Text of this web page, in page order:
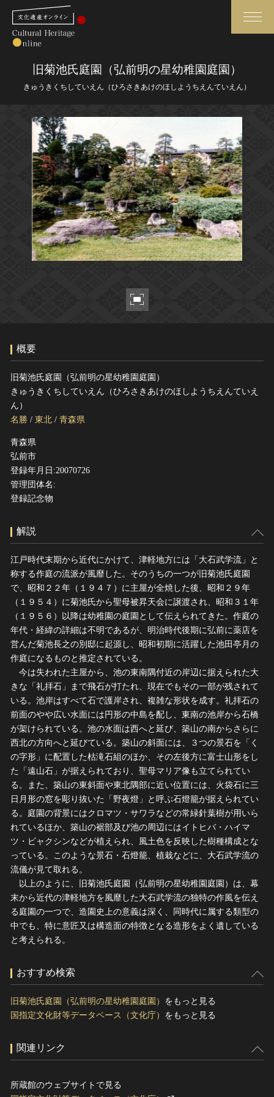
さらに詳細検索
さらに詳細検索
トップ
作品一覧
カテゴリで見る
世界遺産と無形文化遺産
全国の美術館・博物館
媒体資料・関連記事等
博物館、美術館の皆さまへ
文化庁よりご挨拶
今月のみどころ
お知らせ一覧
このサイトについて
サイトのご意見はこちら
文化遺産データベース
国指定文化財等データベース
旧菊池氏庭園（弘前明の星幼稚園庭園）
きゅうきくちしていえん（ひろさきあけのほしようちえんていえん）
概要
旧菊池氏庭園（弘前明の星幼稚園庭園）
きゅうきくちしていえん（ひろさきあけのほしようちえんていえ
ん）
名勝 / 東北 / 青森県
青森県
弘前市
登録年月日:20070726
管理団体名:
登録記念物
解説
江戸時代末期から近代にかけて、津軽地方には「大石武学流」と
称する作庭の流派が風靡した。そのうちの一つが旧菊池氏庭園
で、昭和２２年（１９４７）に主屋が全焼した後、昭和２９年
（１９５４）に菊池氏から聖母被昇天会に譲渡され、昭和３１年
（１９５６）以降は幼稚園の庭園として伝えられてきた。作庭の
年代・経緯の詳細は不明であるが、明治時代後期に弘前に薬店を
営んだ菊池長之の別邸に起源し、昭和初期に活躍した池田亭月の
作庭になるものと推定されている。
今は失われた主屋から、池の東南隅付近の岸辺に据えられた大
きな「礼拝石」まで飛石が打たれ、現在でもその一部が残されて
いる。池岸はすべて石で護岸され、複雑な形状を成す。礼拝石の
前面のやや広い水面には円形の中島を配し、東南の池岸から石橋
が架けられている。池の水面は西へと延び、築山の南からさらに
西北の方向へと延びている。築山の斜面には、３つの景石を「く
の字形」に配置した枯滝石組のほか、その左後方に富士山形をし
た「遠山石」が据えられており、聖母マリア像も立てられてい
る。また、築山の東斜面や東北隅部に近い位置には、火袋石に三
日月形の窓を彫り抜いた「野夜燈」と呼ぶ石燈籠が据えられてい
る。庭園の背景にはクロマツ・サワラなどの常緑針葉樹が用いら
れているほか、築山の裾部及び池の周辺にはイトヒバ・ハイマ
ツ・ビャクシンなどが植えられ、風土色を反映した樹種構成とな
っている。このような景石・石燈籠、植栽などに、大石武学流の
流儀が見て取れる。
以上のように、旧菊池氏庭園（弘前明の星幼稚園庭園）は、幕
末から近代の津軽地方を風靡した大石武学流の独特の作風を伝え
る庭園の一つで、造園史上の意義は深く、同時代に属する類型の
中でも、特に意匠又は構造面の特徴となる造形をよく遺している
と考えられる。
おすすめ検索
旧菊池氏庭園（弘前明の星幼稚園庭園） をもっと見る
国指定文化財等データベース（文化庁） をもっと見る
関連リンク
所蔵館のウェブサイトで見る